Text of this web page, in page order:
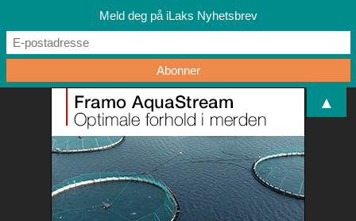
Meld deg på iLaks Nyhetsbrev
▲